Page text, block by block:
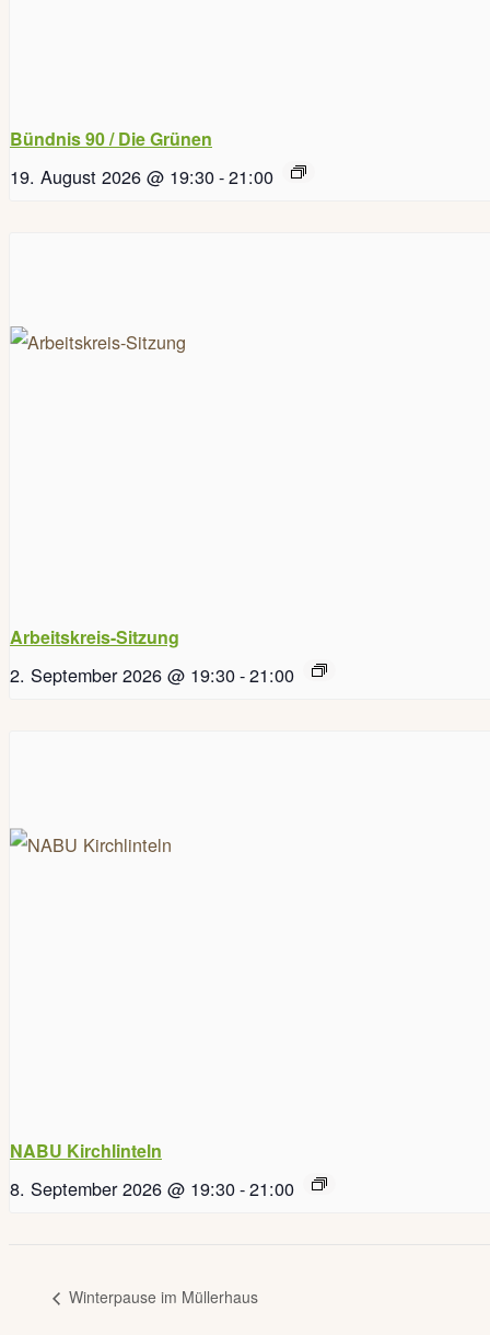
Bündnis 90 / Die Grünen
19. August 2026 @ 19:30-21:00
Arbeitskreis-Sitzung
2. September 2026 @ 19:30-21:00
NABU Kirchlinteln
8. September 2026 @ 19:30-21:00
Winterpause im Müllerhaus